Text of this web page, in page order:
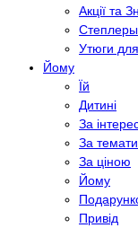
Акції та
Утюги
Йому
Їй
Дитині
За
За
За ціною
Йому
Привід